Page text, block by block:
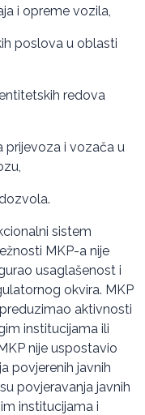
i opreme vozila,
poslova u oblasti
redova
prijevoza i vozača u
sistem
MKP-a nije
usaglašenost i
okvira. MKP
aktivnosti
institucijama ili
nije uspostavio
povjerenih javnih
povjeravanja javnih
institucijama i